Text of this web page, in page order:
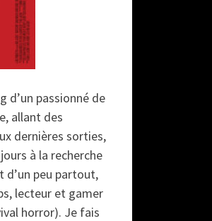
d’un passionné de
allant des
dernières sorties,
à la recherche
d’un peu partout,
lecteur et gamer
horror). Je fais